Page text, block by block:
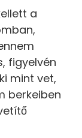
a
figyelvén
mint vet,
berkeiben